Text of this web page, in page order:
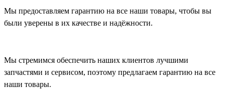
Мы предоставляем гарантию на все наши товары, чтобы вы
были уверены в их качестве и надёжности.
Мы стремимся обеспечить наших клиентов лучшими
запчастями и сервисом, поэтому предлагаем гарантию на все
наши товары.